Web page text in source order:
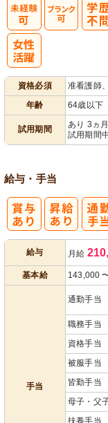
資格必須
准看護師
年齢
64歳以下
試用期間
あり 3ヵ月
試用期間
給与・手当
給与 月給
基本給 143,000
手当
通勤手当
職務手当
資格手当
被服手当
皆勤手当
母子・父
扶養手当